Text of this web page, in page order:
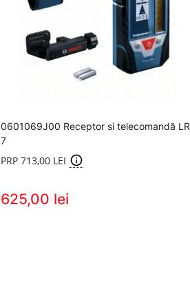
0601069J00 Receptor si telecomandă LR
7
PRP 713,00 LEI
625,00 lei